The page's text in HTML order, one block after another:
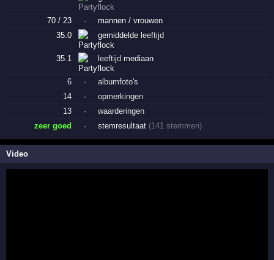
70 / 23 ·
mannen / vrouwen
35.0
gemiddeldeleeftijd
35.1 leeftijd mediaan
6 ·
albumfoto's
14
·
opmerkingen
13
·
waarderingen
zeer goed
· stemresultaat (141 stemmen)
Video